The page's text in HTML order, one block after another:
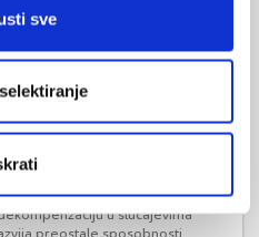
sve
neuroloških bolesnika
pokazala se posebno
medicinske tretmane
u slučajevima